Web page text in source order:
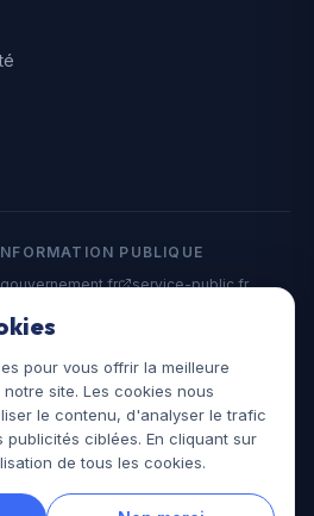
PUBLIQUE
gouvernement.fr
service-public.fr
Tous droits réservés.
juridiques.fr
pour vous offrir la meilleure
site. Les cookies nous
le contenu, d'analyser le trafic
ciblées. En cliquant sur
de tous les cookies.